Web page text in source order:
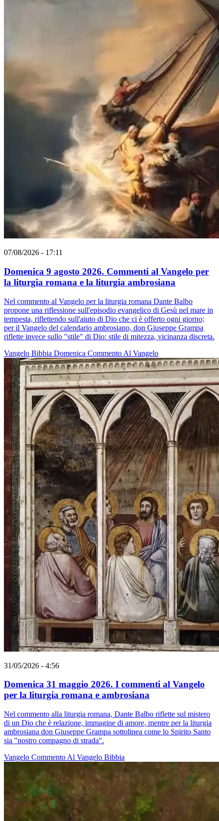
07/08/2026 - 17:11
Domenica 9 agosto 2026. Commenti al Vangelo per
la liturgia romana e la liturgia ambrosiana
Nel commento al Vangelo per la liturgia romana Dante Balbo
propone una riflessione sull'episodio evangelico di Gesù nel mare in
tempesta, riflettendo sull'aiuto di Dio che ci è offerto ogni giorno;
per il Vangelo del calendario ambrosiano, don Giuseppe Grampa
riflette invece sullo "stile" di Dio: stile di mitezza, vicinanza discreta.
Vangelo Bibbia Domenica Commento Al Vangelo
31/05/2026 - 4:56
Domenica 31 maggio 2026. I commenti al Vangelo
per la liturgia romana e ambrosiana
Nel commento alla liturgia romana, Dante Balbo riflette sul mistero
di un Dio che è relazione, immagine di amore, mentre per la liturgia
ambrosiana don Giuseppe Grampa sottolinea come lo Spirito Santo
sia "nostro compagno di strada".
Vangelo Commento Al Vangelo Bibbia